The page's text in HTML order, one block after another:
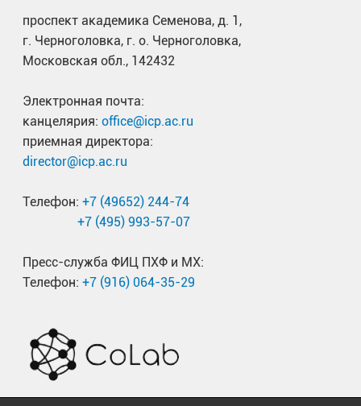
проспект академика Семенова, д. 1,
г. Черноголовка, г. о. Черноголовка,
Московская обл., 142432
Электронная почта:
канцелярия: office@icp.ac.ru
приемная директора:
director@icp.ac.ru
Телефон: +7 (49652) 244-74
+7 (495) 993-57-07
Пресс-служба ФИЦ ПХФ и МХ:
Телефон: +7 (916) 064-35-29